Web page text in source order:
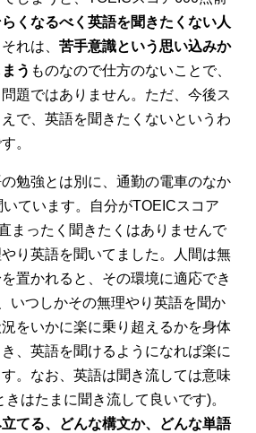
くなるべく英語を聞きたくない人
れは、 苦手意識という思い込みか
う ものなので仕方のないことで、
題ではありません。ただ、今後ス
で、英語を聞きたくないというわ
。
勉強とは別に、通勤の電車のなか
ています。自分がTOEICスコア
まったく聞きたくはありませんで
り英語を聞いてました。人間は無
置かれると、その環境に適応でき
いつしかその無理やり英語を聞か
をいかに楽に乗り超えるかを身体
、英語を聞けるようになれば楽に
。なお、英語は聞き流しては意味
はたまに聞き流して良いです)。
てる、どんな構文か、どんな単語